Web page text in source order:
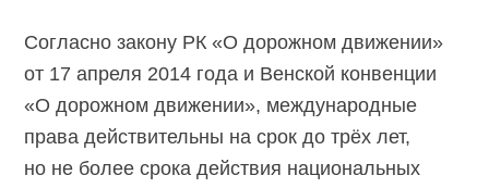
Согласно закону РК «О дорожном движении»
от 17 апреля 2014 года и Венской конвенции
«О дорожном движении», международные
права действительны на срок до трёх лет,
но не более срока действия национальных